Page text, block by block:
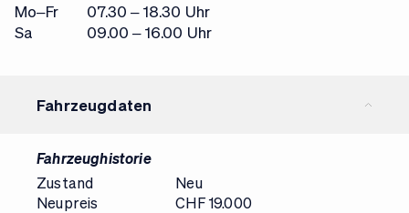
Mo–Fr
07.30 – 18.30 Uhr
Sa
09.00 – 16.00 Uhr
Fahrzeugdaten
Fahrzeughistorie
Zustand
Neu
Neupreis
CHF 19.000